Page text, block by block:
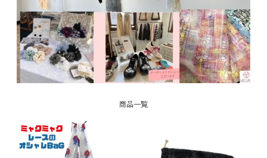
商品一覧